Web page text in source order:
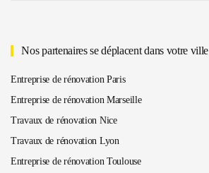
Nos partenaires se déplacent dans votre ville
Entreprise de rénovation Paris
Entreprise de rénovation Marseille
Travaux de rénovation Nice
Travaux de rénovation Lyon
Entreprise de rénovation Toulouse